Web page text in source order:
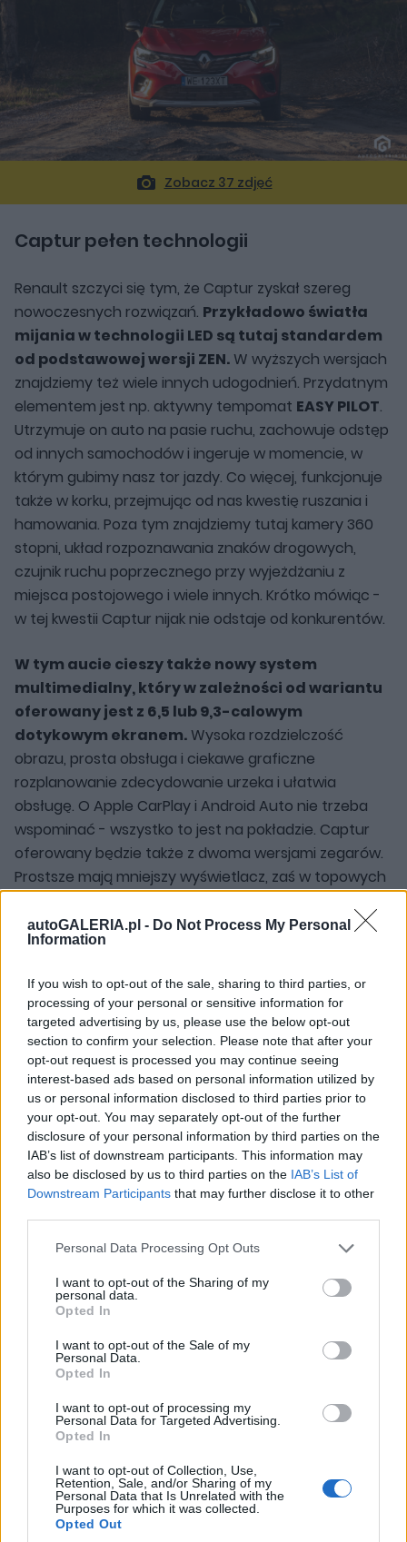
autoGALERIA.pl - Do Not Process My Personal
Information
If you wish to opt-out of the sale, sharing to third parties, or
processing of your personal or sensitive information for
targeted advertising by us, please use the below opt-out
section to confirm your selection. Please note that after your
opt-out request is processed you may continue seeing
interest-based ads based on personal information utilized by
us or personal information disclosed to third parties prior to
your opt-out. You may separately opt-out of the further
disclosure of your personal information by third parties on the
IAB’s list of downstream participants. This information may
also be disclosed by us to third parties on the IAB’s List of
Downstream Participants that may further disclose it to other
Please note that this website/app uses one or more Google
not limited to your visit or usage behaviour. You may click to
grant or deny consent to Google and its third-party tags to
use your data for below specified purposes in below Google
consent section.
Personal Data Processing Opt Outs
I want to opt-out of the Sharing of my
personal data.
Opted In
I want to opt-out of the Sale of my
Personal Data.
Opted In
I want to opt-out of processing my
Personal Data for Targeted Advertising.
Opted In
I want to opt-out of Collection, Use,
Retention, Sale, and/or Sharing of my
Personal Data that Is Unrelated with the
Purposes for which it was collected.
Opted Out
Zobacz 37 zdjęć
Captur pełen technologii
Renault szczyci się tym, że Captur zyskał szereg
nowoczesnych rozwiązań. Przykładowo światła
mijania w technologii LED są tutaj standardem
od podstawowej wersji ZEN. W wyższych wersjach
znajdziemy też wiele innych udogodnień. Przydatnym
elementem jest np. aktywny tempomat EASY PILOT.
Utrzymuje on auto na pasie ruchu, zachowuje odstęp
od innych samochodów i ingeruje w momencie, w
którym gubimy nasz tor jazdy. Co więcej, funkcjonuje
także w korku, przejmując od nas kwestię ruszania i
hamowania. Poza tym znajdziemy tutaj kamery 360
stopni, układ rozpoznawania znaków drogowych,
czujnik ruchu poprzecznego przy wyjeżdżaniu z
miejsca postojowego i wiele innych. Krótko mówiąc -
w tej kwestii Captur nijak nie odstaje od konkurentów.
W tym aucie cieszy także nowy system
multimedialny, który w zależności od wariantu
oferowany jest z 6,5 lub 9,3-calowym
dotykowym ekranem. Wysoka rozdzielczość
obrazu, prosta obsługa i ciekawe graficzne
rozplanowanie zdecydowanie urzeka i ułatwia
obsługę. O Apple CarPlay i Android Auto nie trzeba
wspominać - wszystko to jest na pokładzie. Captur
oferowany będzie także z dwoma wersjami zegarów.
Prostsze mają mniejszy wyświetlacz, zaś w topowych
Te drugie można indywidualizować na wiele sposób,
co ucieszy fanów nowych technologii.
Od 66 900 zł
Renault Captur właśnie dzisiajzyskało
kompletny cennik, który otwiera kwota 66 900
zł.Za te pieniądze dostaniemy wersję ZEN z silnikiem
1.0 TCe 100 KM. Szczegółową specyfikację dla wersji
ZEN i INTENS znajdziecie poniżej.